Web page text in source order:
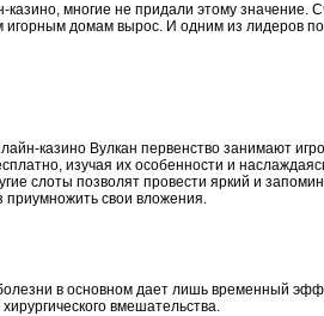
казино, многие не придали этому значение.
игорным домам вырос. И одним из лидеров
казино Вулкан первенство занимают
изучая их особенности и
слоты позволят провести яркий и
приумножить свои вложения.
в основном дает лишь временный
вмешательства.